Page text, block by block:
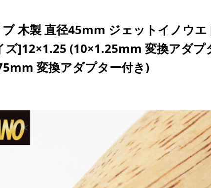
木製 直径45mm ジェットイノウ
ズ]12×1.25 (10×1.25mm 変換アダプ
変換アダプター付き)